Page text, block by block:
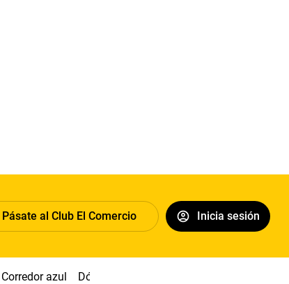
Pásate al Club El Comercio Inicia sesión
Corredor azul Dólar